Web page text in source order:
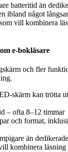
batteritid än
ibland något
vill kombinera
e-bokläsare
och fler
skärm kan trötta
– ofta 8–12 timmar
och format,
än
kombinera